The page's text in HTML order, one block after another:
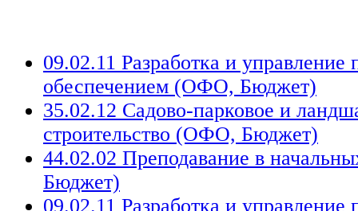
09.02.11 Разработка и
обеспечением (ОФО, Бюджет)
35.02.12 Садово-парковое и
строительство (ОФО, Бюджет)
44.02.02 Преподавание в
Бюджет)
09.02.11 Разработка и